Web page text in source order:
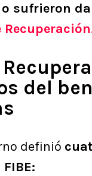
o sufrieron
del
definió